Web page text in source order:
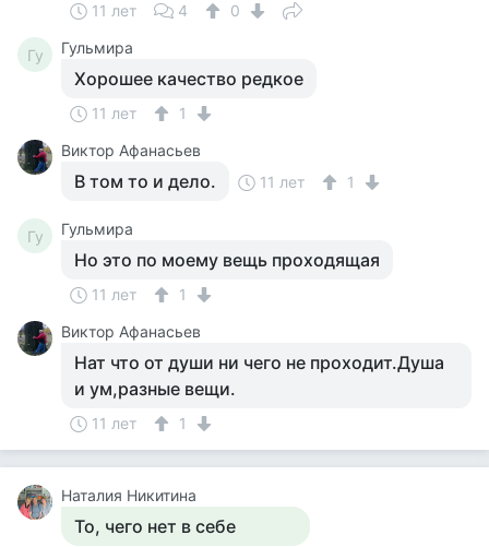
11 лет 4 0
Гу Гульмира
Хорошее качество редкое
11 лет
1
Виктор Афанасьев
В том то и дело. 11 лет 1
Гу Гульмира
Но это по моему вещь проходящая
11 лет
1
Виктор Афанасьев
Нат что от души ни чего не проходит.Душа
и ум,разные вещи.
11 лет 1
Наталия Никитина
То, чего нет в себе